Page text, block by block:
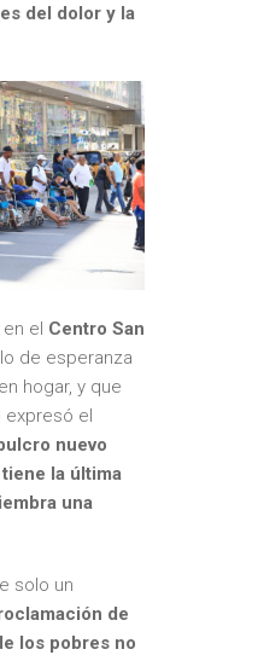
del dolor y la
el Centro San
de esperanza
hogar, y que
el
nuevo
la última
una
solo un
de
los pobres no